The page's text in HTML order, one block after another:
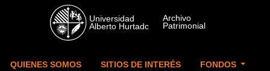
Skip to main content
QUIENES SOMOS SITIOS DE INTERÉS FONDOS